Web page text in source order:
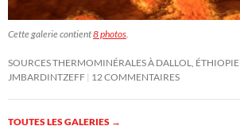
Cette galerie contient8 photos
SOURCES THERMOMINÉRALES À DALLOL, ÉTHIOPIE
JMBARDINTZEFF 12 COMMENTAIRES
TOUTES LES GALERIES →